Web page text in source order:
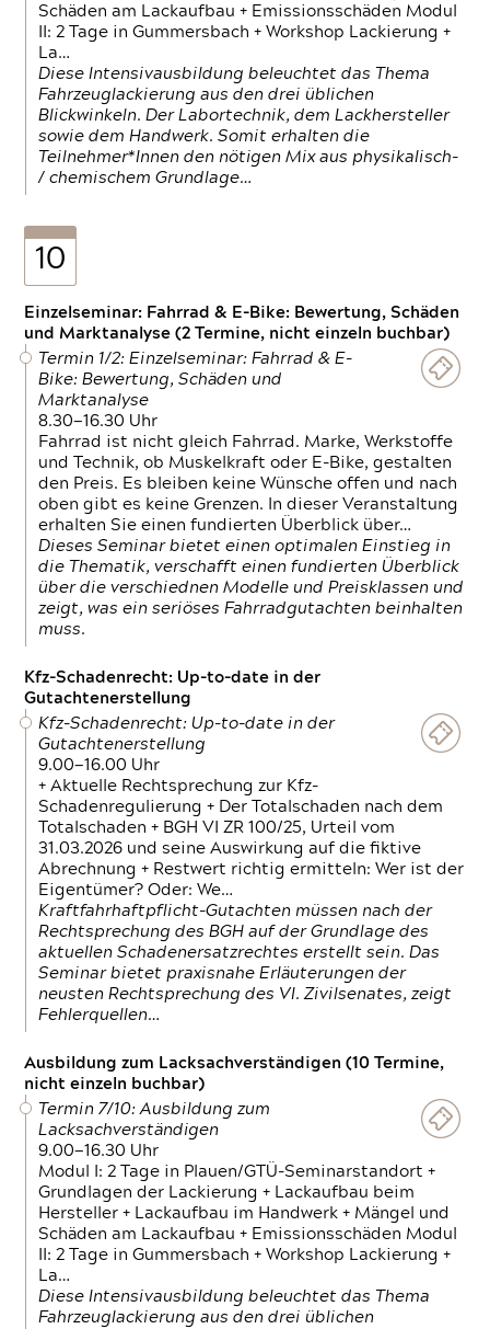
Schäden am Lackaufbau + Emissionsschäden Modul
II: 2 Tage in Gummersbach + Workshop Lackierung +
La…
Diese Intensivausbildung beleuchtet das Thema
Fahrzeuglackierung aus den drei üblichen
Blickwinkeln. Der Labortechnik, dem Lackhersteller
sowie dem Handwerk. Somit erhalten die
Teilnehmer*Innen den nötigen Mix aus physikalisch-
/ chemischem Grundlage…
10
Einzelseminar: Fahrrad & E-Bike: Bewertung, Schäden
und Marktanalyse (2 Termine, nicht einzeln buchbar)
Termin 1/2: Einzelseminar: Fahrrad & E-
Bike: Bewertung, Schäden und
Marktanalyse
8.30—16.30 Uhr
Fahrrad ist nicht gleich Fahrrad. Marke, Werkstoffe
und Technik, ob Muskelkraft oder E-Bike, gestalten
den Preis. Es bleiben keine Wünsche offen und nach
oben gibt es keine Grenzen. In dieser Veranstaltung
erhalten Sie einen fundierten Überblick über…
Dieses Seminar bietet einen optimalen Einstieg in
die Thematik, verschafft einen fundierten Überblick
über die verschiednen Modelle und Preisklassen und
zeigt, was ein seriöses Fahrradgutachten beinhalten
muss.
Kfz-Schadenrecht: Up-to-date in der
Gutachtenerstellung
Kfz-Schadenrecht: Up-to-date in der
Gutachtenerstellung
9.00—16.00 Uhr
+ Aktuelle Rechtsprechung zur Kfz-
Schadenregulierung + Der Totalschaden nach dem
Totalschaden + BGH VI ZR 100/25, Urteil vom
31.03.2026 und seine Auswirkung auf die fiktive
Abrechnung + Restwert richtig ermitteln: Wer ist der
Eigentümer? Oder: We…
Kraftfahrhaftpflicht-Gutachten müssen nach der
Rechtsprechung des BGH auf der Grundlage des
aktuellen Schadenersatzrechtes erstellt sein. Das
Seminar bietet praxisnahe Erläuterungen der
neusten Rechtsprechung des VI. Zivilsenates, zeigt
Fehlerquellen…
Ausbildung zum Lacksachverständigen (10 Termine,
nicht einzeln buchbar)
Termin 7/10: Ausbildung zum
Lacksachverständigen
9.00—16.30 Uhr
Modul I: 2 Tage in Plauen/GTÜ-Seminarstandort +
Grundlagen der Lackierung + Lackaufbau beim
Hersteller + Lackaufbau im Handwerk + Mängel und
Schäden am Lackaufbau + Emissionsschäden Modul
II: 2 Tage in Gummersbach + Workshop Lackierung +
La…
Diese Intensivausbildung beleuchtet das Thema
Fahrzeuglackierung aus den drei üblichen